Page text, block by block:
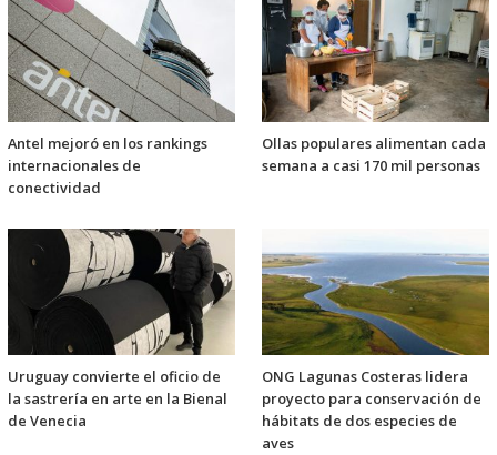
Antel mejoró en los rankings
internacionales de
conectividad
Ollas populares alimentan cada
semana a casi 170 mil personas
Uruguay convierte el oficio de
la sastrería en arte en la Bienal
de Venecia
ONG Lagunas Costeras lidera
proyecto para conservación de
hábitats de dos especies de
aves